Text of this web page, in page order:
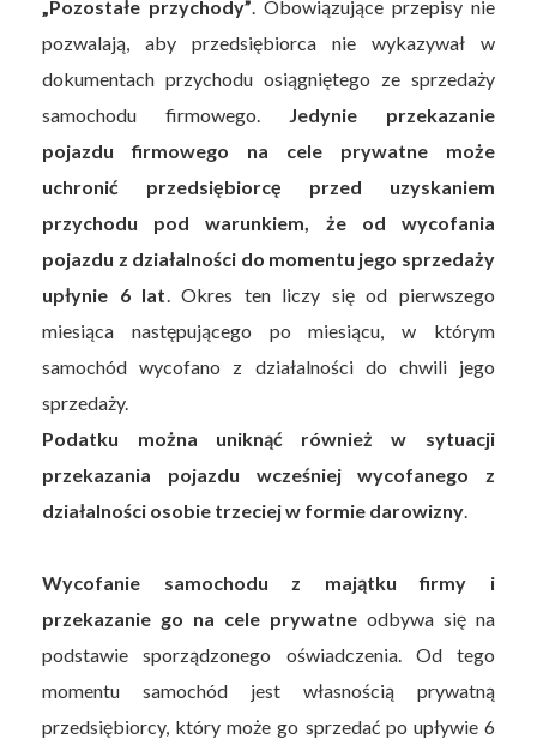
„Pozostałe przychody” . Obowiązujące przepisy nie
pozwalają, aby przedsiębiorca nie wykazywał w
dokumentach przychodu osiągniętego ze sprzedaży
samochodu firmowego.
Jedynie przekazanie
pojazdu firmowego na cele prywatne może
uchronić przedsiębiorcę przed uzyskaniem
przychodu pod warunkiem, że od wycofania
pojazdu z działalności do momentu jego sprzedaży
upłynie 6 lat . Okres ten liczy się od pierwszego
miesiąca następującego po miesiącu, w którym
samochód wycofano z działalności do chwili jego
sprzedaży.
Podatku można uniknąć również w sytuacji
przekazania pojazdu wcześniej wycofanego z
działalności osobie trzeciej w formie darowizny
Wycofanie samochodu z majątku firmy i
przekazanie go na cele prywatneodbywa się na
podstawie sporządzonego oświadczenia. Od tego
momentu samochód jest własnością prywatną
przedsiębiorcy, który może go sprzedać po upływie 6